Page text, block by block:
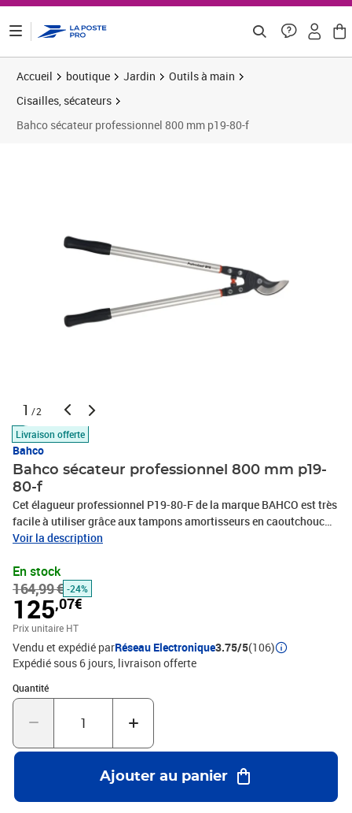
Accueil boutique Jardin
Outils à main
Cisailles, sécateurs
Bahco sécateur professionnel 800 mm p19-80-f
1 /2
Livraison offerte
Bahco
Bahco sécateur professionnel 800 mm p19-
80-f
Cet élagueur professionnel P19-80-F de la marque BAHCO est très
facile à utiliser grâce aux tampons amortisseurs en caoutchouc
intégrés entre les poignées. Il convient à la coupe au-dessus de la
puissantes. Les poignées de tube sont faites d'aluminium fort et
sont confortables à tenir et non fatigantes. L'outil est équipé d'un
système de verrouillage par boulon central. Longueur : 800 mm
Ouverture de la tête de coupe : 50 mm Poignées de tube en
aluminium Poids : 1,79 kg
Voir la description
En stock
164,99 € -24%
125,07€
Prix unitaire HT
Vendu et expédié parRéseau Electronique3.75/5(106)
Expédié sous 6 jours livraison offerte
Quantité
Quantité : 1
Ajouter au panier